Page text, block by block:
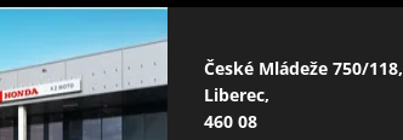
České Mládeže 750/118,
Liberec,
460 08